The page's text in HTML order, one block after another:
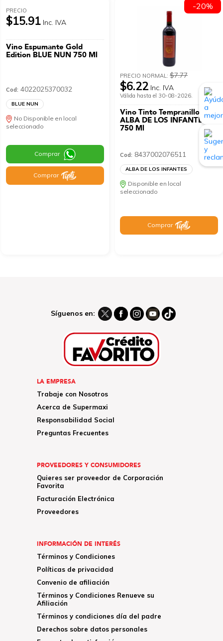
PRECIO
$15.91 Inc. IVA
Vino Espumante Gold
Edition BLUE NUN 750 Ml
Cod: 4022025370032
BLUE NUN
No Disponible en local
seleccionado
Comprar
Comprar
PRECIO NORMAL:$7.77
$6.22 Inc. IVA
Válida hasta el 30-08-2026.
Vino Tinto Tempranillo
ALBA DE LOS INFANTES
750 Ml
Cod: 8437002076511
ALBA DE LOS INFANTES
Disponible en local
seleccionado
Comprar
-20%
Síguenos en:
LA EMPRESA
Trabaje con Nosotros
Acerca de Supermaxi
Responsabilidad Social
Preguntas Frecuentes
PROVEEDORES Y CONSUMIDORES
Quieres ser proveedor de Corporación
Favorita
Facturación Electrónica
Proveedores
INFORMACIÓN DE INTERÉS
Términos y Condiciones
Políticas de privacidad
Convenio de afiliación
Términos y Condiciones Renueve su
Afiliación
Términos y condiciones día del padre
Derechos sobre datos personales